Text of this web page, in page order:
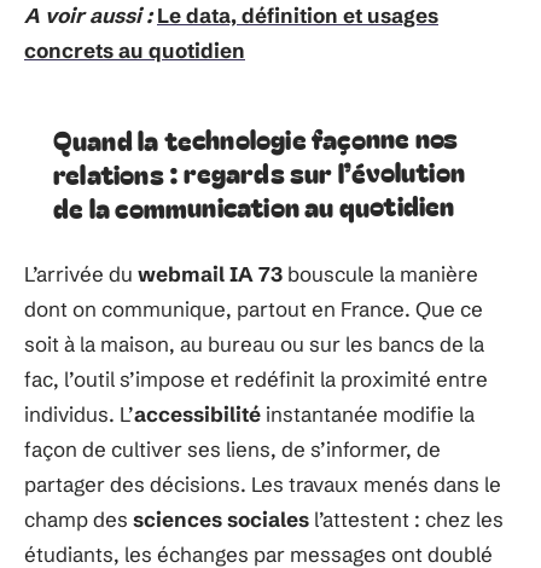
A voir aussi : Le data, définition et usages
concrets au quotidien
Quand la technologie façonne nos
relations : regards sur l’évolution
de la communication au quotidien
L’arrivée du webmail IA 73 bouscule la manière
dont on communique, partout en France. Que ce
soit à la maison, au bureau ou sur les bancs de la
fac, l’outil s’impose et redéfinit la proximité entre
individus. L’accessibilité instantanée modifie la
façon de cultiver ses liens, de s’informer, de
partager des décisions. Les travaux menés dans le
champ des sciences sociales l’attestent : chez les
étudiants, les échanges par messages ont doublé